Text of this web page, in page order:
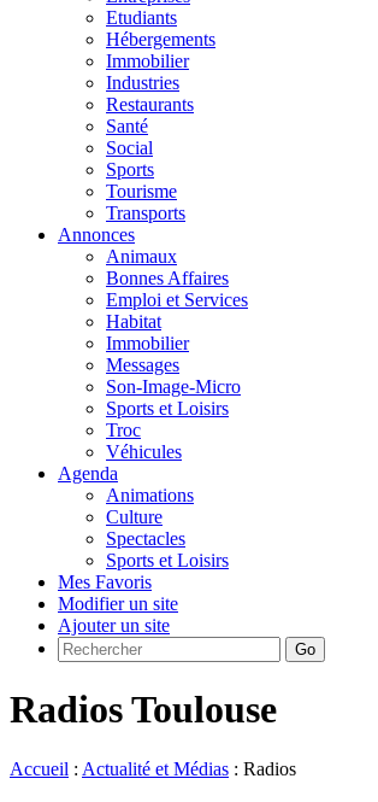
Etudiants
Hébergements
Immobilier
Industries
Restaurants
Santé
Social
Sports
Tourisme
Transports
Annonces
Animaux
Bonnes Affaires
Emploi et Services
Habitat
Immobilier
Messages
Son-Image-Micro
Sports et Loisirs
Troc
Véhicules
Agenda
Animations
Culture
Spectacles
Sports et Loisirs
Mes Favoris
Modifier un site
Ajouter un site
Go
Radios Toulouse
Accueil : Actualité et Médias : Radios